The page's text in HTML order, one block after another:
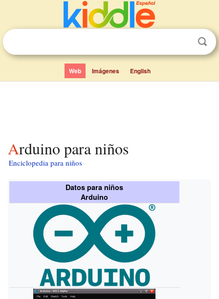
Web Imágenes English
Arduino para niños
Enciclopedia para niños
Datos para niños
Arduino